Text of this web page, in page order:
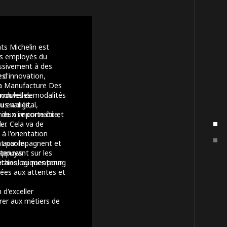
Michelin est
employés du
à des
de
en digital,
se connaître,
Cela va de
à l'orientation
par le
au mentoring
d'exceller
aux métiers de
d'innovation,
Manufacture Des
modalités
variés,
de n'importe où et
accompagnent et
sur les
pour
aux attentes et